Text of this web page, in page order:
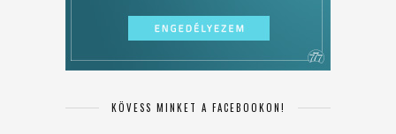
KÖVESS MINKET A FACEBOOKON!